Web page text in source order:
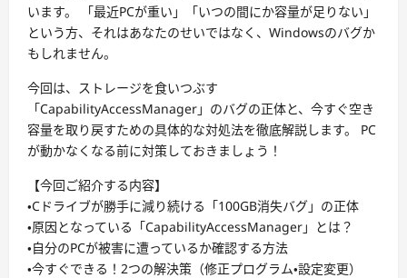
います。 「最近PCが重い」「いつの間にか容量が足りない」
という方、それはあなたのせいではなく、Windowsのバグか
もしれません。
今回は、ストレージを食いつぶす
「CapabilityAccessManager」のバグの正体と、今すぐ空き
容量を取り戻すための具体的な対処法を徹底解説します。 PC
が動かなくなる前に対策しておきましょう！
【今回ご紹介する内容】
・Cドライブが勝手に減り続ける「100GB消失バグ」の正体
・原因となっている「CapabilityAccessManager」とは？
・自分のPCが被害に遭っているか確認する方法
・今すぐできる！2つの解決策（修正プログラム・設定変更）